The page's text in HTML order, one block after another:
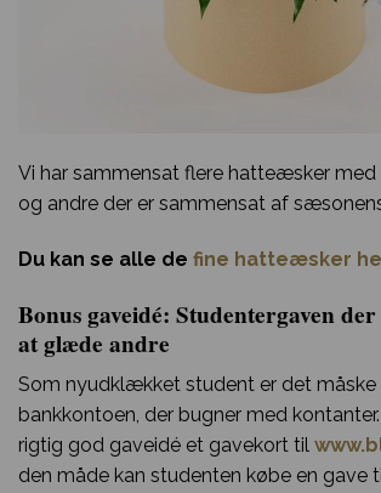
Vi har sammensat flere hatteæsker
og andre der er sammensat af
Du kan se alle de fine hatteæsker
Bonus gaveidé: Studentergaven
at glæde andre
Som nyudklækket student er det måske
bankkontoen, der bugner med
rigtig god gaveidé et gavekort til
den måde kan studenten købe en gave